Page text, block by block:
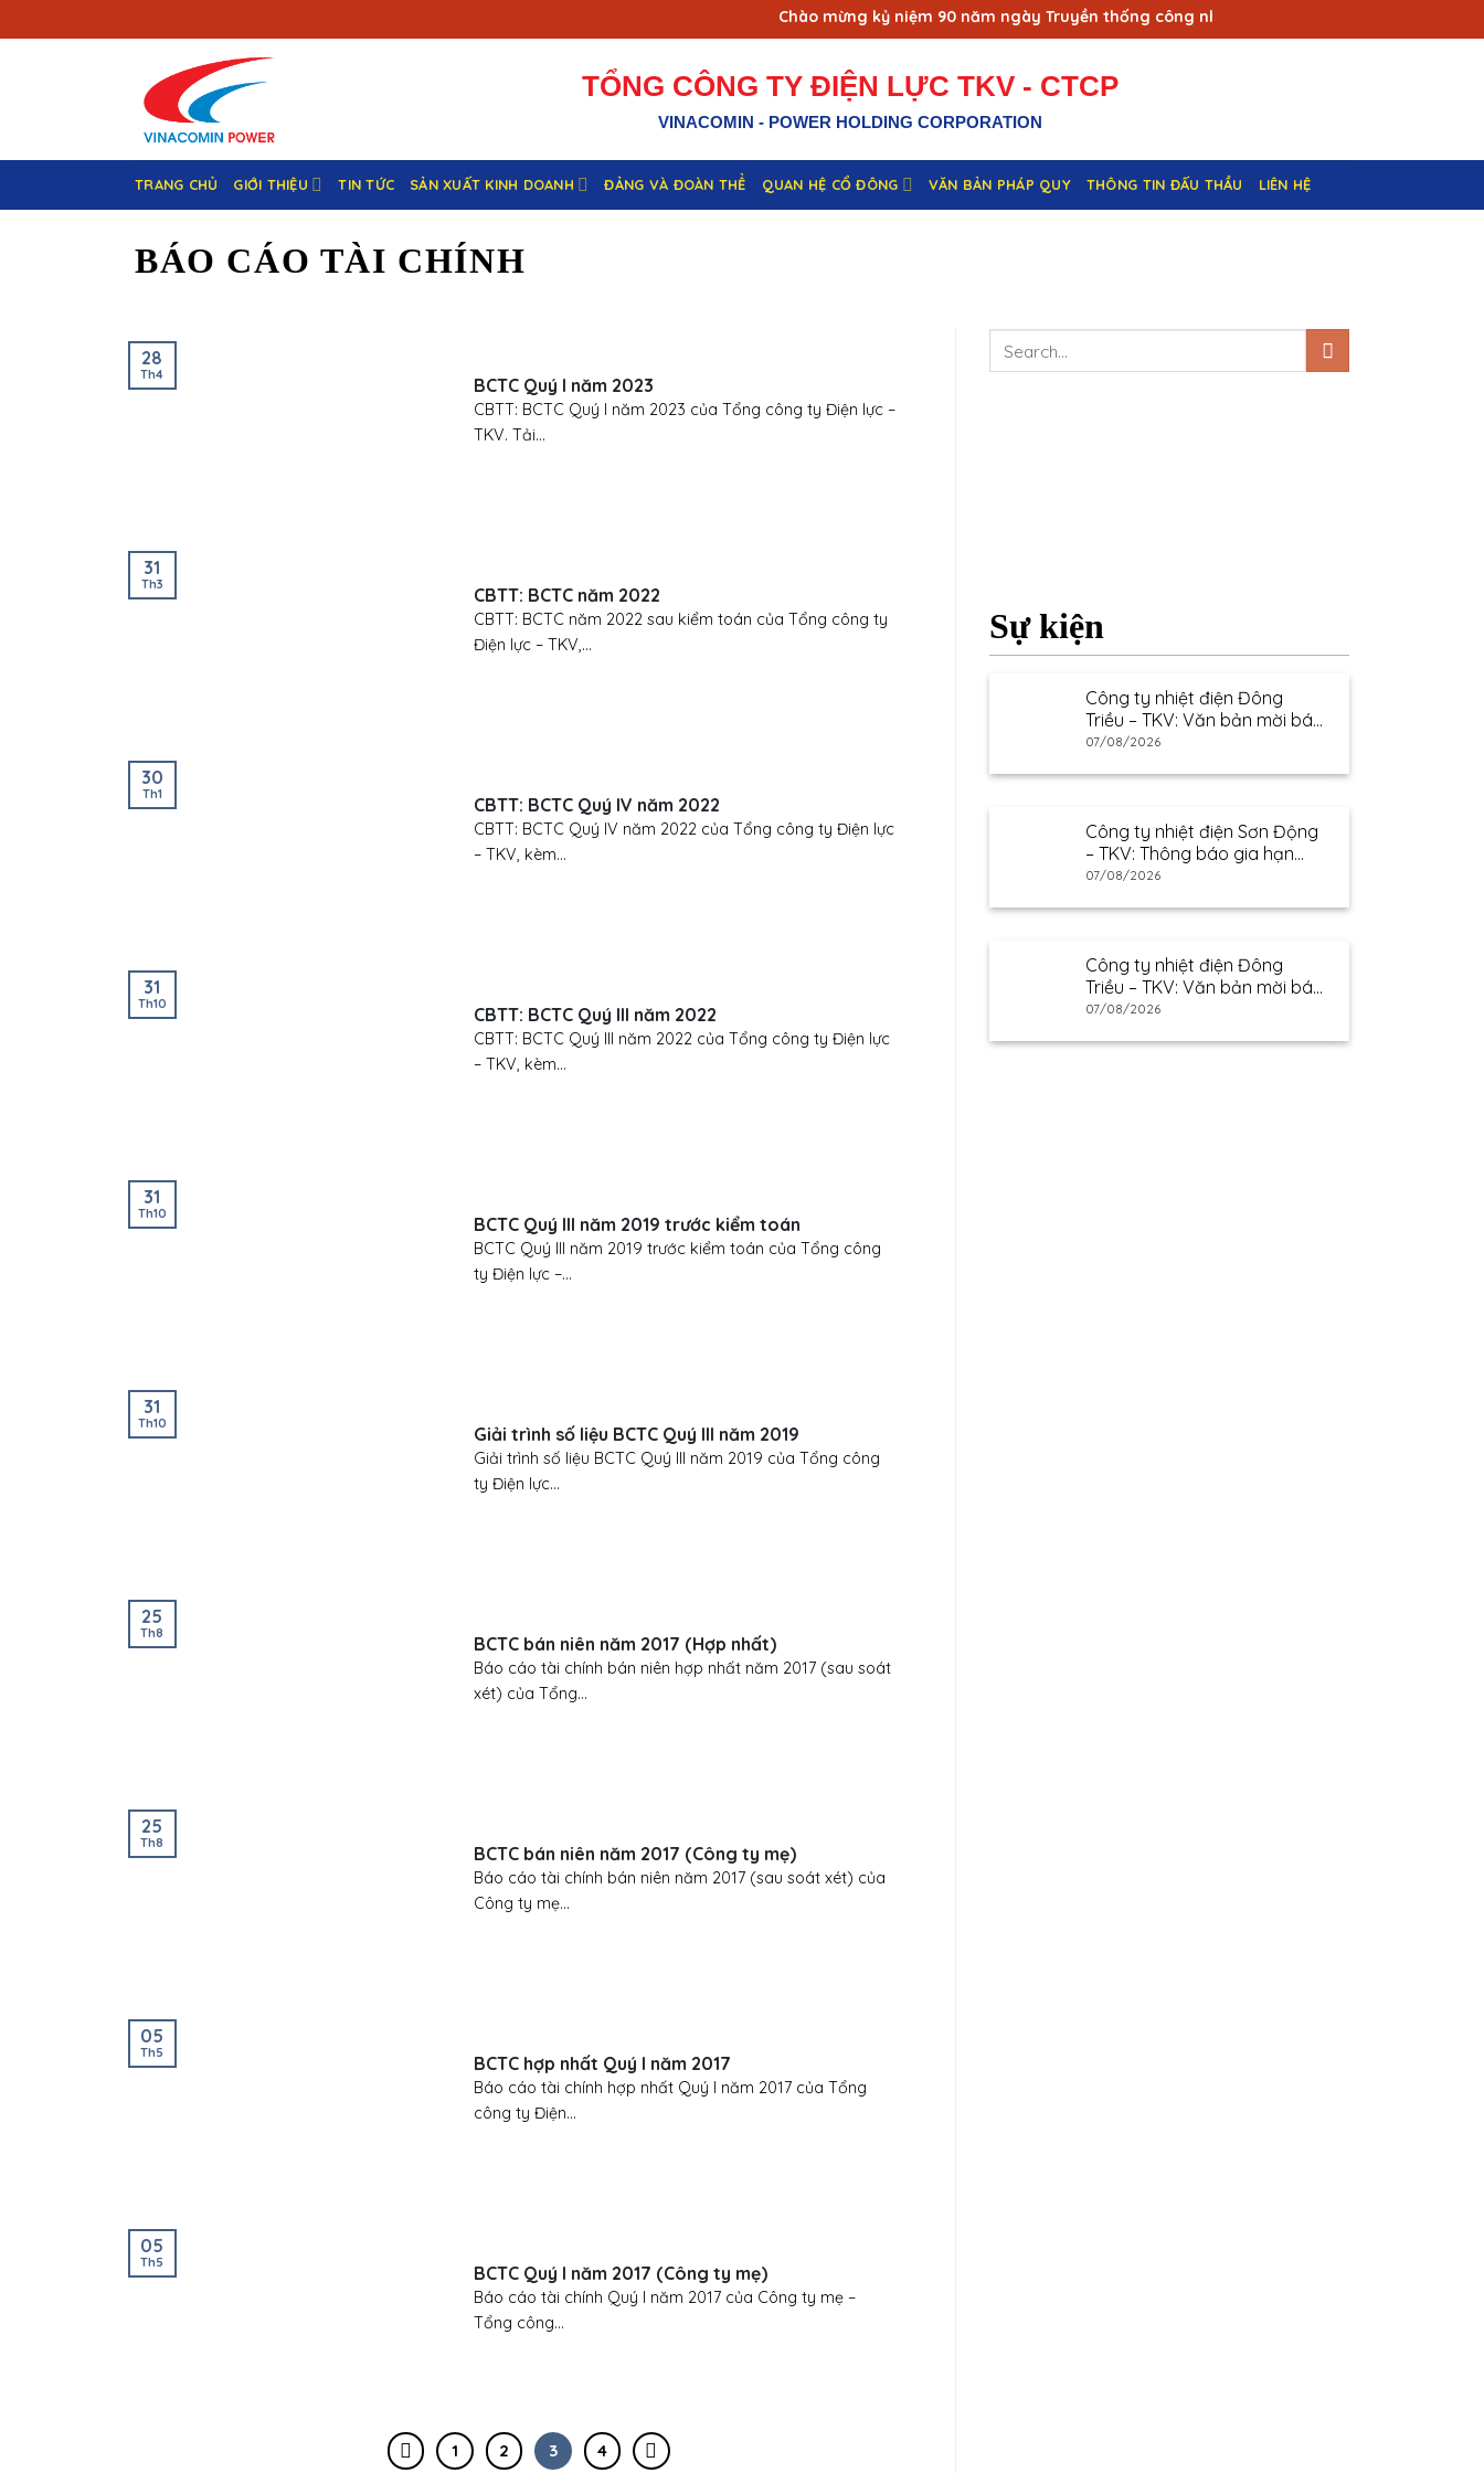
qua
Chào mừng kỷ niệm 90 năm ngày Truyền thống công nhân Vùng mỏ - Truyền thống ngành
TỔNG CÔNG TY ĐIỆN LỰC TKV - CTCP
VINACOMIN - POWER HOLDING CORPORATION
TRANG CHỦ GIỚI THIỆU TIN TỨC SẢN XUẤT KINH DOANH ĐẢNG VÀ ĐOÀN THỂ QUAN HỆ CỔ ĐÔNG VĂN BẢN PHÁP QUY THÔNG TIN ĐẤU THẦU LIÊN HỆ
BÁO CÁO TÀI CHÍNH
BCTC Quý I năm 2023
CBTT: BCTC Quý I năm 2023 của Tổng công ty Điện lực –
TKV. Tải...
28
Th4
CBTT: BCTC năm 2022
CBTT: BCTC năm 2022 sau kiểm toán của Tổng công ty
Điện lực – TKV,...
31
Th3
CBTT: BCTC Quý IV năm 2022
CBTT: BCTC Quý IV năm 2022 của Tổng công ty Điện lực
– TKV, kèm...
30
Th1
CBTT: BCTC Quý III năm 2022
CBTT: BCTC Quý III năm 2022 của Tổng công ty Điện lực
– TKV, kèm...
31
Th10
BCTC Quý III năm 2019 trước kiểm toán
BCTC Quý III năm 2019 trước kiểm toán của Tổng công
ty Điện lực –...
31
Th10
Giải trình số liệu BCTC Quý III năm 2019
Giải trình số liệu BCTC Quý III năm 2019 của Tổng công
ty Điện lực...
31
Th10
BCTC bán niên năm 2017 (Hợp nhất)
Báo cáo tài chính bán niên hợp nhất năm 2017 (sau soát
xét) của Tổng...
25
Th8
BCTC bán niên năm 2017 (Công ty mẹ)
Báo cáo tài chính bán niên năm 2017 (sau soát xét) của
Công ty mẹ...
25
Th8
BCTC hợp nhất Quý I năm 2017
Báo cáo tài chính hợp nhất Quý I năm 2017 của Tổng
công ty Điện...
05
Th5
BCTC Quý I năm 2017 (Công ty mẹ)
Báo cáo tài chính Quý I năm 2017 của Công ty mẹ –
Tổng công...
05
Th5
1 2 3 4
Sự kiện
Công ty nhiệt điện Đông
Triều – TKV: Văn bản mời báo
giá
07/08/2026
Công ty nhiệt điện Sơn Động
– TKV: Thông báo gia hạn
thư mời báo giá
07/08/2026
Công ty nhiệt điện Đông
Triều – TKV: Văn bản mời báo
giá
07/08/2026